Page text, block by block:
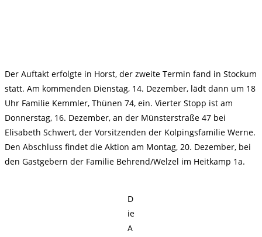
Der Auftakt erfolgte in Horst, der zweite Termin fand in Stockum
statt. Am kommenden Dienstag, 14. Dezember, lädt dann um 18
Uhr Familie Kemmler, Thünen 74, ein. Vierter Stopp ist am
Donnerstag, 16. Dezember, an der Münsterstraße 47 bei
Elisabeth Schwert, der Vorsitzenden der Kolpingsfamilie Werne.
Den Abschluss findet die Aktion am Montag, 20. Dezember, bei
den Gastgebern der Familie Behrend/Welzel im Heitkamp 1a.
D
ie
A